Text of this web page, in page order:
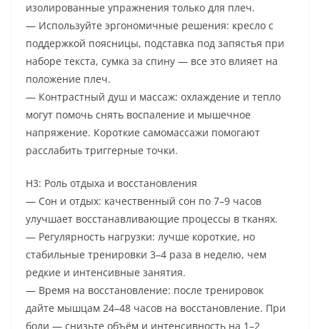
изолированные упражнения только для плеч.
— Используйте эргономичные решения: кресло с
поддержкой поясницы, подставка под запястья при
наборе текста, сумка за спину — все это влияет на
положение плеч.
— Контрастный душ и массаж: охлаждение и тепло
могут помочь снять воспаление и мышечное
напряжение. Короткие самомассажи помогают
расслабить триггерные точки.
H3: Роль отдыха и восстановления
— Сон и отдых: качественный сон по 7–9 часов
улучшает восстанавливающие процессы в тканях.
— Регулярность нагрузки: лучше короткие, но
стабильные тренировки 3–4 раза в неделю, чем
редкие и интенсивные занятия.
— Время на восстановление: после тренировок
дайте мышцам 24–48 часов на восстановление. При
боли — снизьте объём и интенсивность на 1–2